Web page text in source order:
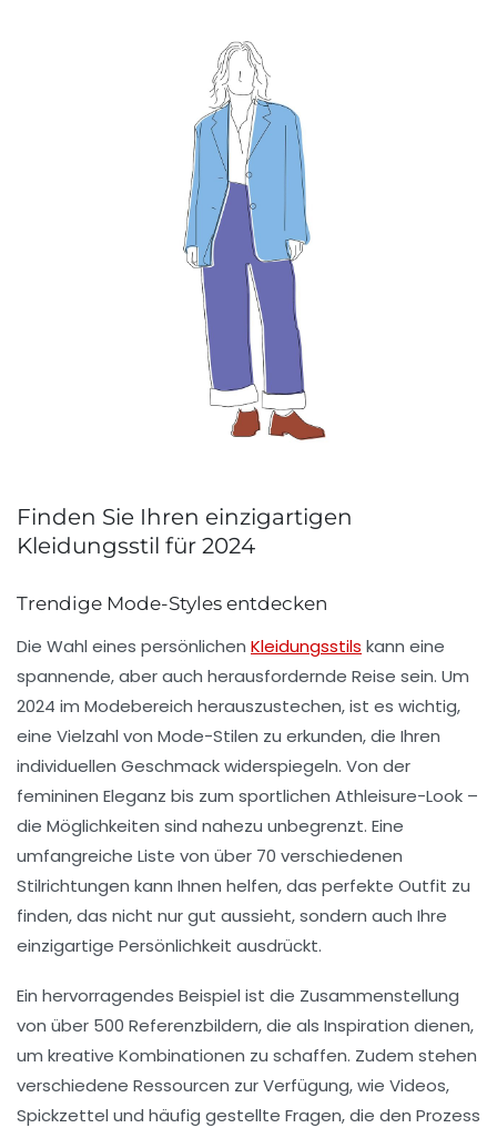
Finden Sie Ihren einzigartigen
Kleidungsstil für 2024
Trendige Mode-Styles entdecken
Die Wahl eines persönlichen Kleidungsstils kann eine
spannende, aber auch herausfordernde Reise sein. Um
2024 im Modebereich herauszustechen, ist es wichtig,
eine Vielzahl von Mode-Stilen zu erkunden, die Ihren
individuellen Geschmack widerspiegeln. Von der
femininen Eleganz bis zum sportlichen Athleisure-Look –
die Möglichkeiten sind nahezu unbegrenzt. Eine
umfangreiche Liste von über 70 verschiedenen
Stilrichtungen kann Ihnen helfen, das perfekte Outfit zu
finden, das nicht nur gut aussieht, sondern auch Ihre
einzigartige Persönlichkeit ausdrückt.
Ein hervorragendes Beispiel ist die Zusammenstellung
von über 500 Referenzbildern, die als Inspiration dienen,
um kreative Kombinationen zu schaffen. Zudem stehen
verschiedene Ressourcen zur Verfügung, wie Videos,
Spickzettel und häufig gestellte Fragen, die den Prozess